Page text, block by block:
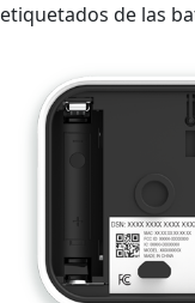
etiquetados de las